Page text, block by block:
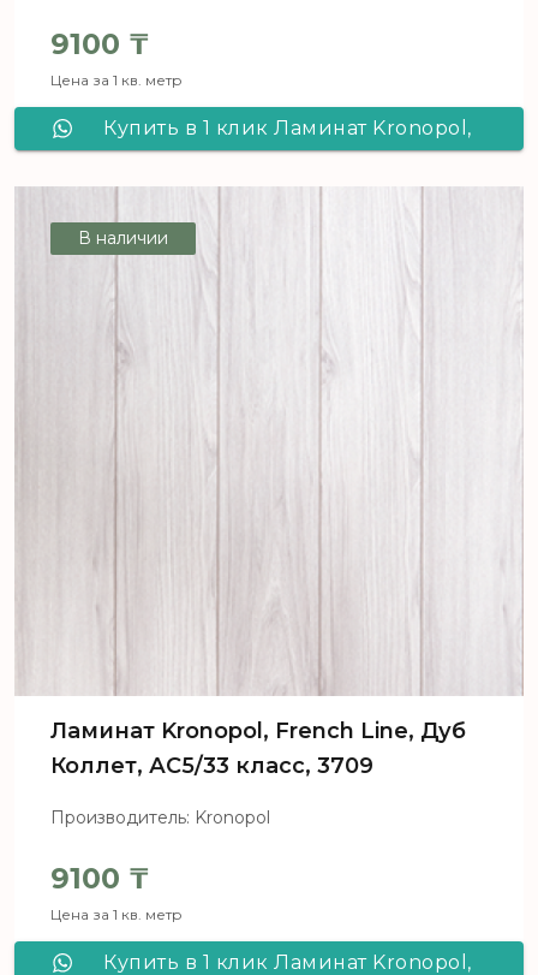
9100 ₸
Цена за 1 кв. метр
Купить в 1 клик Ламинат Kronopol,
В наличии
Ламинат Kronopol, French Line, Дуб
Коллет, АС5/33 класс, 3709
Производитель: Kronopol
9100 ₸
Цена за 1 кв. метр
Купить в 1 клик Ламинат Kronopol,